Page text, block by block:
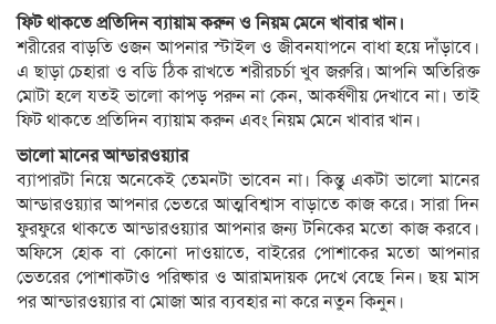
ফিট থাকতে প্রতিদিন ব্যায়াম করুন ও নিয়ম মেনে খাবার খান।
শরীরের বাড়তি ওজন আপনার স্টাইল ও জীবনযাপনে বাধা হয়ে দাঁড়াবে।
এ ছাড়া চেহারা ও বডি ঠিক রাখতে শরীরচর্চা খুব জরুরি। আপনি অতিরিক্ত
মোটা হলে যতই ভালো কাপড় পরুন না কেন, আকর্ষণীয় দেখাবে না। তাই
ফিট থাকতে প্রতিদিন ব্যায়াম করুন এবং নিয়ম মেনে খাবার খান।
ভালো মানের আন্ডারওয়্যার
ব্যাপারটা নিয়ে অনেকেই তেমনটা ভাবেন না। কিন্তু একটা ভালো মানের
আন্ডারওয়্যার আপনার ভেতরে আত্মবিশ্বাস বাড়াতে কাজ করে। সারা দিন
ফুরফুরে থাকতে আন্ডারওয়্যার আপনার জন্য টনিকের মতো কাজ করবে।
অফিসে হোক বা কোনো দাওয়াতে, বাইরের পোশাকের মতো আপনার
ভেতরের পোশাকটাও পরিষ্কার ও আরামদায়ক দেখে বেছে নিন। ছয় মাস
পর আন্ডারওয়্যার বা মোজা আর ব্যবহার না করে নতুন কিনুন।